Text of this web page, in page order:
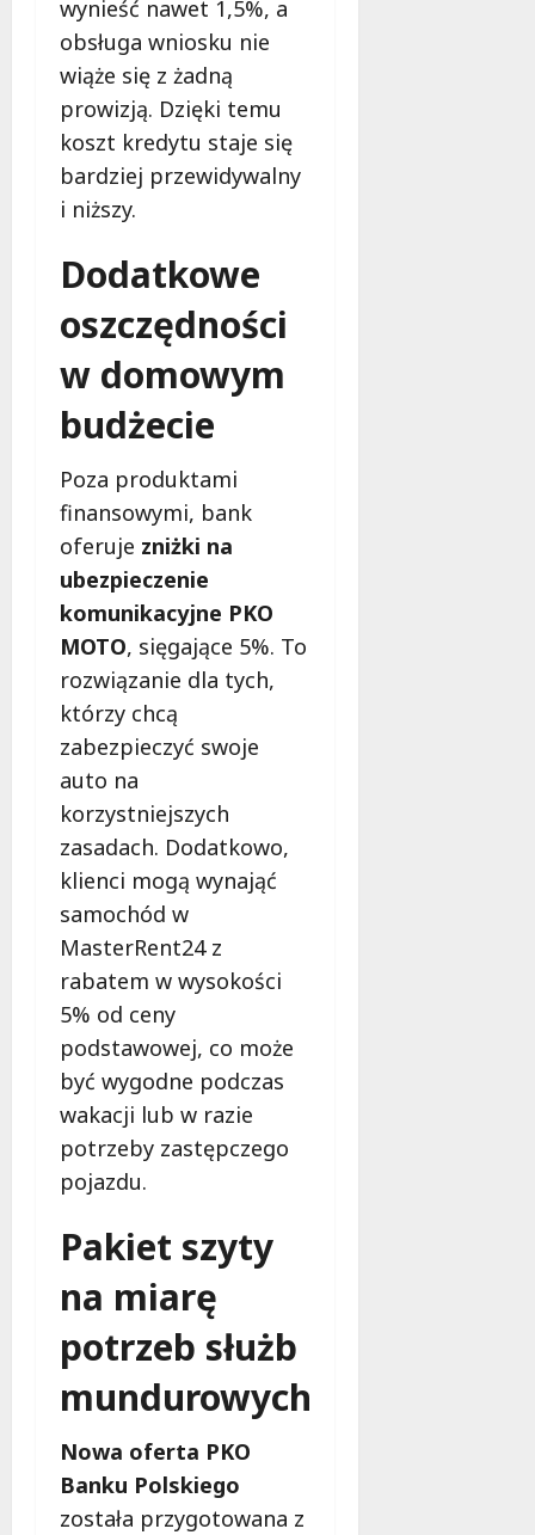
wynieść nawet 1,5%, a
obsługa wniosku nie
wiąże się z żadną
prowizją. Dzięki temu
koszt kredytu staje się
bardziej przewidywalny
i niższy.
Dodatkowe
oszczędności
w domowym
budżecie
Poza produktami
finansowymi, bank
oferuje zniżki na
ubezpieczenie
komunikacyjne PKO
MOTO, sięgające 5%. To
rozwiązanie dla tych,
którzy chcą
zabezpieczyć swoje
auto na
korzystniejszych
zasadach. Dodatkowo,
klienci mogą wynająć
samochód w
MasterRent24 z
rabatem w wysokości
5% od ceny
podstawowej, co może
być wygodne podczas
wakacji lub w razie
potrzeby zastępczego
pojazdu.
Pakiet szyty
na miarę
potrzeb służb
mundurowych
Nowa oferta PKO
Banku Polskiego
została przygotowana z